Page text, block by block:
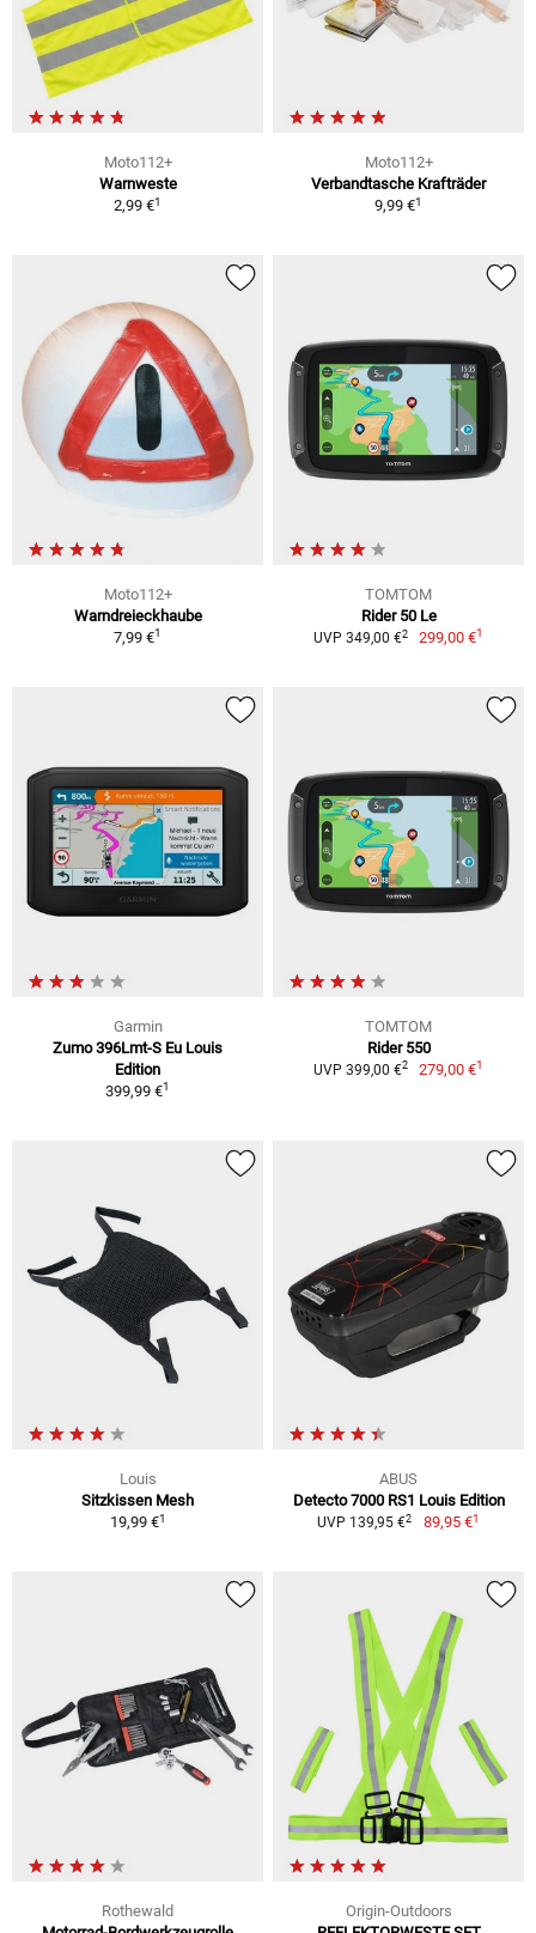
Moto112+
Warnweste
2,99 €1
Moto112+
Verbandtasche Krafträder
9,99 €1
Moto112+
Warndreieckhaube
7,99 €1
TOMTOM
Rider 50 Le
UVP 349,00 €2 299,00 €1
Garmin
Zumo 396Lmt-S Eu Louis
Edition
399,99 €1
TOMTOM
Rider 550
UVP 399,00 €2 279,00 €1
Louis
Sitzkissen Mesh
19,99 €1
ABUS
Detecto 7000 RS1 Louis Edition
UVP 139,95 €2 89,95 €1
Rothewald
Origin-Outdoors